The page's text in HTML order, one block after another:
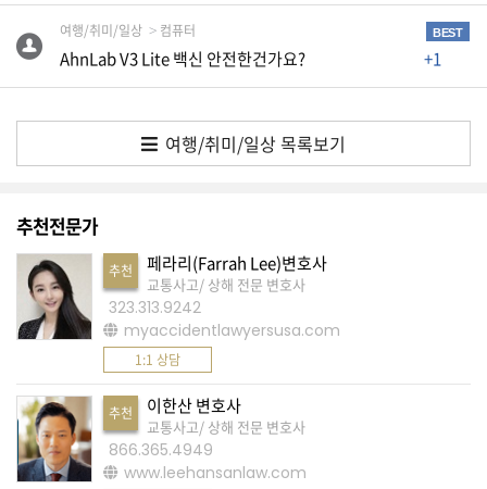
청
합
다
"
질
입
력
"
,
여행/취미/일상 컴퓨터 BEST
AhnLab V3 Lite 백신 안전한건가요? +1
여행/취미/일상 목록보기
추천전문가
추천 페라리(Farrah Lee)변호사
교통사고/ 상해 전문 변호사
323.313.9242
myaccidentlawyersusa.com
1:1 상담
추천 이한산 변호사
교통사고/ 상해 전문 변호사
866.365.4949
www.leehansanlaw.com